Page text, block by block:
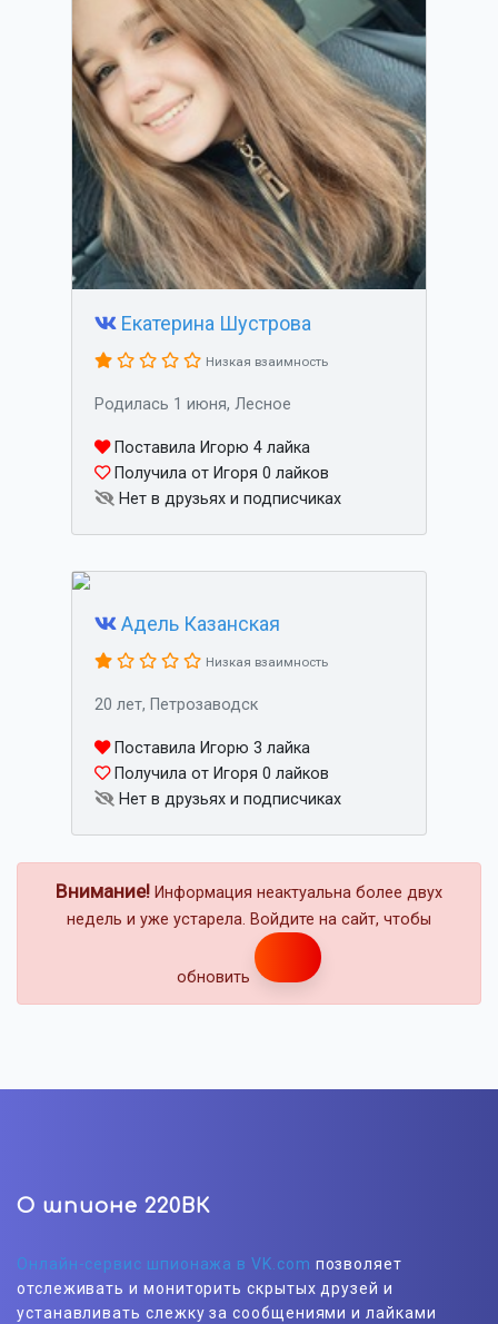
Екатерина Шустрова
Низкая взаимность
Родилась 1 июня, Лесное
Поставила Игорю 4 лайка
Получила от Игоря 0 лайков
Нет в друзьях и подписчиках
Адель Казанская
Низкая взаимность
20 лет, Петрозаводск
Поставила Игорю 3 лайка
Получила от Игоря 0 лайков
Нет в друзьях и подписчиках
Внимание! Информация неактуальна более двух
недель и уже устарела. Войдите на сайт, чтобы
обновить
О шпионе 220ВК
Онлайн-сервис шпионажа в VK.com позволяет
отслеживать и мониторить скрытых друзей и
устанавливать слежку за сообщениями и лайками